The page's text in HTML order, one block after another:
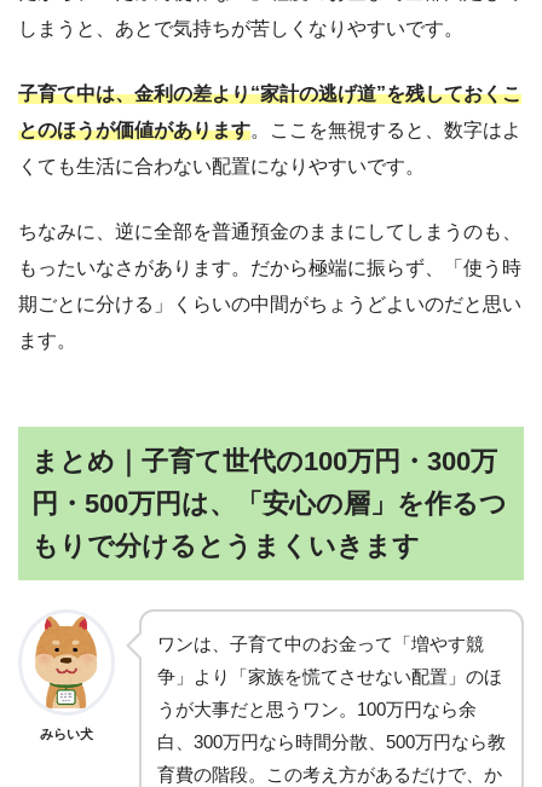
しまうと、あとで気持ちが苦しくなりやすいです。
子育て中は、金利の差より“家計の逃げ道”を残しておくこ
とのほうが価値があります。ここを無視すると、数字はよ
くても生活に合わない配置になりやすいです。
ちなみに、逆に全部を普通預金のままにしてしまうのも、
もったいなさがあります。だから極端に振らず、「使う時
期ごとに分ける」くらいの中間がちょうどよいのだと思い
ます。
まとめ｜子育て世代の100万円・300万
円・500万円は、「安心の層」を作るつ
もりで分けるとうまくいきます
みらい犬
ワンは、子育て中のお金って「増やす競
争」より「家族を慌てさせない配置」のほ
うが大事だと思うワン。100万円なら余
白、300万円なら時間分散、500万円なら教
育費の階段。この考え方があるだけで、か